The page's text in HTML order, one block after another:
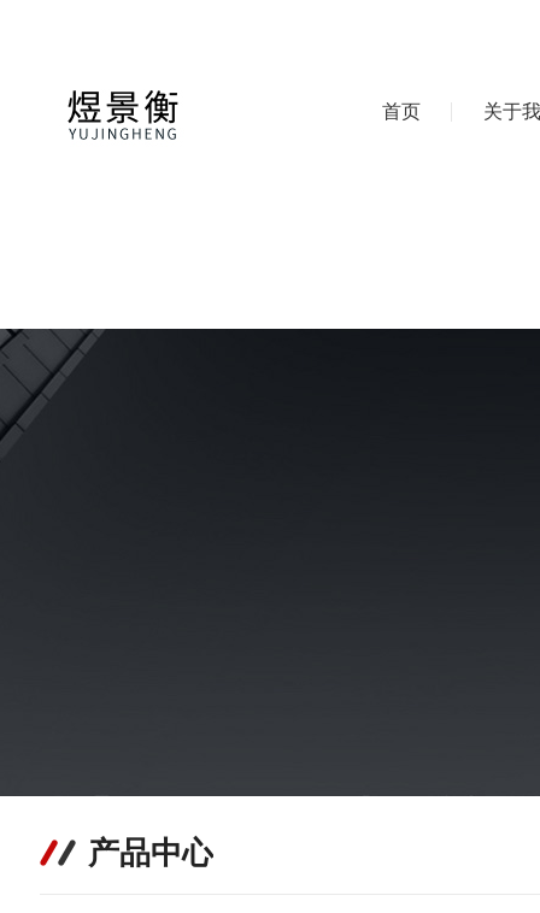
首页 关于
产品中心